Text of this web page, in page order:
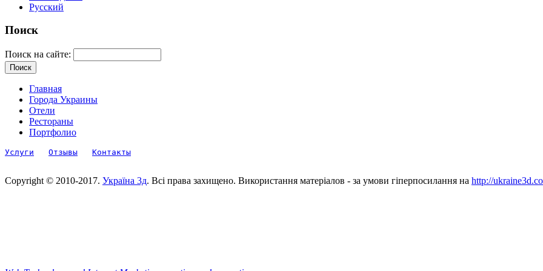
Русский
Поиск
Поиск на сайте:
Главная
Города Украины
Отели
Рестораны
Портфолио
Услуги Отзывы Контакты
Copyright © 2010-2017. Україна 3д. Всі права захищено. Використання матеріалов - за умови гіперпосилання на http://